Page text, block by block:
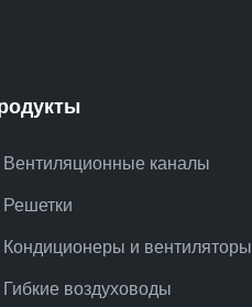
Вентиляционные каналы
Решетки
Кондиционеры и вентиляторы
Гибкие воздуховоды